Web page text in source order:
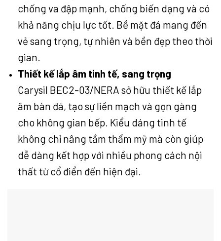
chống va đập mạnh, chống biến dạng và có
khả năng chịu lực tốt. Bề mặt đá mang đến
vẻ sang trọng, tự nhiên và bền đẹp theo thời
gian.
Thiết kế lắp âm tinh tế, sang trọng
Carysil BEC2-03/NERA sở hữu thiết kế lắp
âm bàn đá, tạo sự liền mạch và gọn gàng
cho không gian bếp. Kiểu dáng tinh tế
không chỉ nâng tầm thẩm mỹ mà còn giúp
dễ dàng kết hợp với nhiều phong cách nội
thất từ cổ điển đến hiện đại.